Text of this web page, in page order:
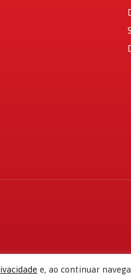
e, ao continuar